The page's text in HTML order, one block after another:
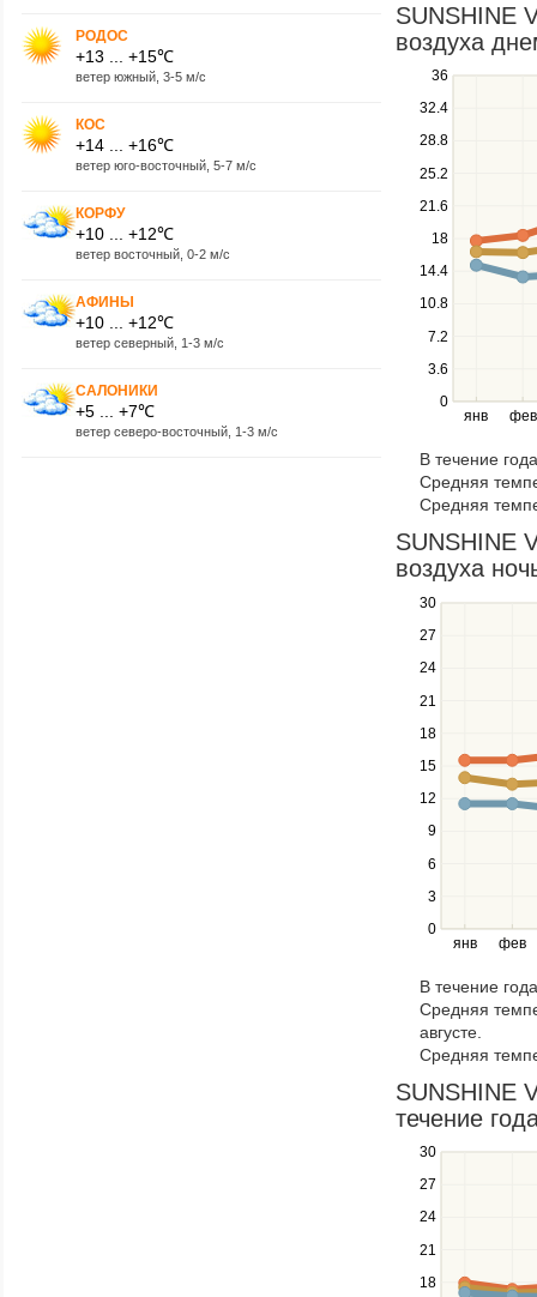
РОДОС
+13 ... +15℃
ветер южный, 3-5 м/с
КОС
+14 ... +16℃
ветер юго-восточный, 5-7 м/с
КОРФУ
+10 ... +12℃
ветер восточный, 0-2 м/с
АФИНЫ
+10 ... +12℃
ветер северный, 1-3 м/с
САЛОНИКИ
+5 ... +7℃
ветер северо-восточный, 1-3 м/с
SUNSHINE
воздуха
янв фев
0
3.6
7.2
10.8
14.4
18
21.6
25.2
28.8
32.4
36
Use
the
and
down
to
navigate
between
series.
Use
the
and
right
navigate
through
items
in
a
series.
В течение
Средняя
Средняя
SUNSHINE
воздуха
янв фев
0
3
6
9
12
15
18
21
24
27
30
Use
the
and
down
to
navigate
between
series.
Use
the
and
right
keys
navigate
through
items
in
a
series.
В течение
Средняя
августе.
Средняя
SUNSHINE
течение
18
21
24
27
30
Use
the
and
down
to